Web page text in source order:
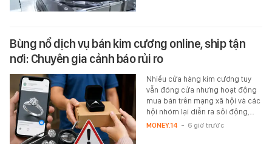
Bùng nổ dịch vụ bán kim cương online, ship tận
nơi: Chuyên gia cảnh báo rủi ro
Nhiều cửa hàng kim cương tuy
vẫn đóng cửa nhưng hoạt động
mua bán trên mạng xã hội và các
hội nhóm lại diễn ra sôi động,…
MONEY.14 - 6 giờ trước